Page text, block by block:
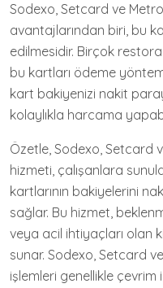
Sodexo, Setcard ve
avantajlarından biri, bu
edilmesidir. Birçok
bu kartları ödeme
kart bakiyenizi nakit
kolaylıkla harcama
Özetle, Sodexo, Setcard
hizmeti, çalışanlara
kartlarının bakiyelerini
sağlar. Bu hizmet,
veya acil ihtiyaçları olan
sunar. Sodexo, Setcard
işlemleri genellikle